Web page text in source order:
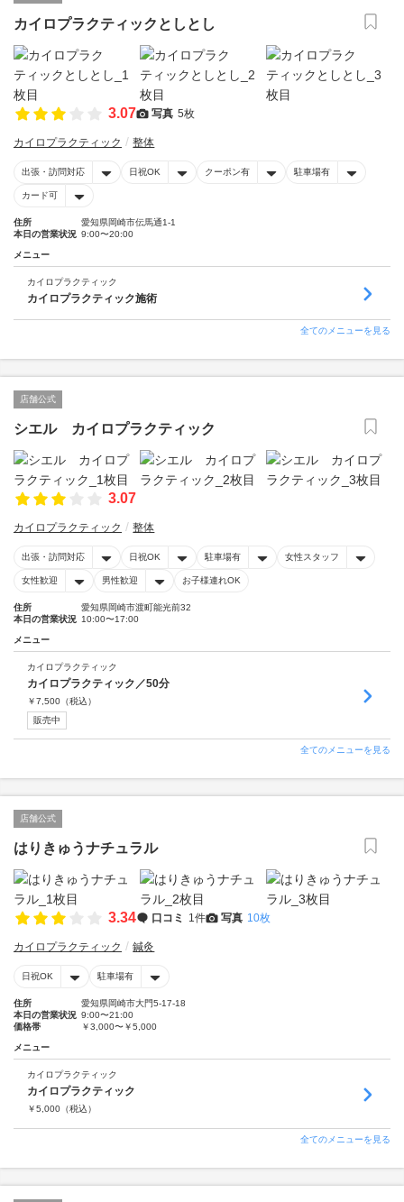
カイロプラクティックとしとし
3.07 写真 5枚
カイロプラクティック 整体
出張・訪問対応 日祝OK クーポン有 駐車場有
カード可
住所
愛知県岡崎市伝馬通1-1
本日の営業状況 9:00〜20:00
メニュー
カイロプラクティック
カイロプラクティック施術
全てのメニューを見る
店舗公式
シエル カイロプラクティック
3.07
カイロプラクティック 整体
出張・訪問対応 日祝OK 駐車場有 女性スタッフ
女性歓迎 男性歓迎 お子様連れOK
住所
愛知県岡崎市渡町能光前32
本日の営業状況 10:00〜17:00
メニュー
カイロプラクティック
カイロプラクティック／50分
￥7,500 （税込）
販売中
全てのメニューを見る
店舗公式
はりきゅうナチュラル
3.34 口コミ 1件 写真 10枚
カイロプラクティック 鍼灸
日祝OK 駐車場有
住所
愛知県岡崎市大門5-17-18
本日の営業状況 9:00〜21:00
価格帯
￥3,000〜￥5,000
メニュー
カイロプラクティック
カイロプラクティック
￥5,000 （税込）
全てのメニューを見る